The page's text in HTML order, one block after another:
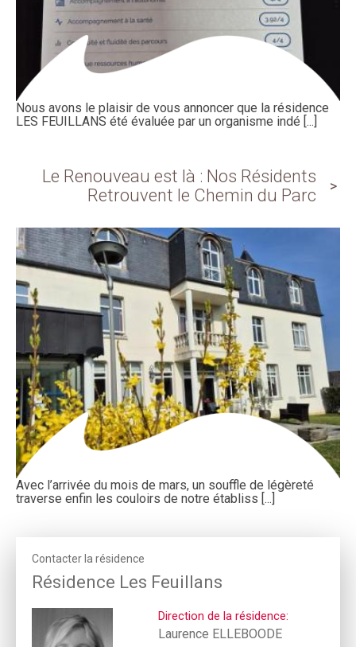
Nous avons le plaisir de vous annoncer que la résidence
LES FEUILLANS été évaluée par un organisme indé [...]
Le Renouveau est là : Nos Résidents
Retrouvent le Chemin du Parc
​Avec l’arrivée du mois de mars, un souffle de légèreté
traverse enfin les couloirs de notre établiss [...]
Contacter la résidence
Résidence Les Feuillans
Direction de la résidence:
Laurence ELLEBOODE